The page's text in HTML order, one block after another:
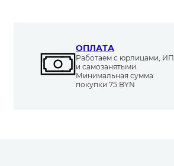
ОПЛАТА
Работаем с юрлицами, ИП
и самозанятыми.
Минимальная сумма
покупки 75 BYN